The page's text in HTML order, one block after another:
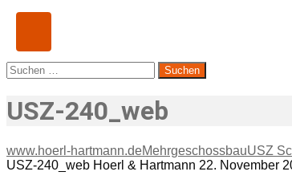
Suchen
nach:
USZ-240_web
www.hoerl-hartmann.deMehrgeschossbauUSZ
USZ-240_web Hoerl & Hartmann 22. November